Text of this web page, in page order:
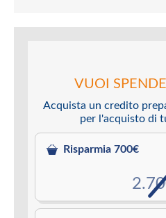
VUOI
Acquista un credito
per l'acquisto di
Risparmia 700€